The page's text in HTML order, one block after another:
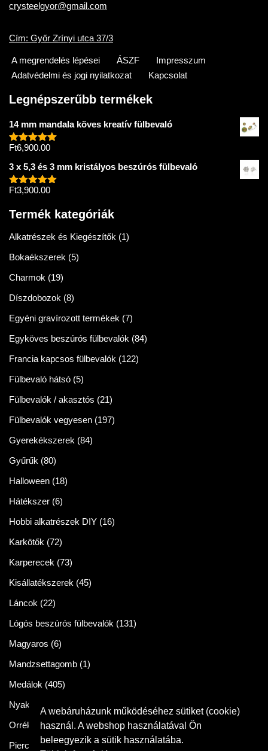
crysteelgyor@gmail.com
Cím: Győr Zrínyi utca 37/3
A megrendelés lépései ÁSZF
Impresszum
Adatvédelmi és jogi nyilatkozat
Kapcsolat
Legnépszerűbb termékek
14 mm mandala köves kreatív fülbevaló
Értékelés:
Ft6,900.00
3 x 5,3 és 3 mm kristályos beszúrós fülbevaló
Értékelés:
Ft3,900.00
Termék kategóriák
Alkatrészek és Kiegészítők (1)
Bokaékszerek (5)
Charmok (19)
Díszdobozok (8)
Egyéni gravírozott termékek (7)
Egyköves beszúrós fülbevalók (84)
Francia kapcsos fülbevalók (122)
Fülbevaló hátsó (5)
Fülbevalók / akasztós (21)
Fülbevalók vegyesen (197)
Gyerekékszerek (84)
Gyűrűk (80)
Halloween (18)
Hátékszer (6)
Hobbi alkatrészek DIY (16)
Karkötők (72)
Karperecek (73)
Kisállatékszerek (45)
Láncok (22)
Lógós beszúrós fülbevalók (131)
Magyaros (6)
Mandzsettagomb (1)
Medálok (405)
Nyakláncok
(86)
Orrékszer (2)
Piercingek (11)
A webáruházunk működéséhez sütiket (cookie)
használ. A webshop használatával Ön
beleegyezik a sütik használatába.